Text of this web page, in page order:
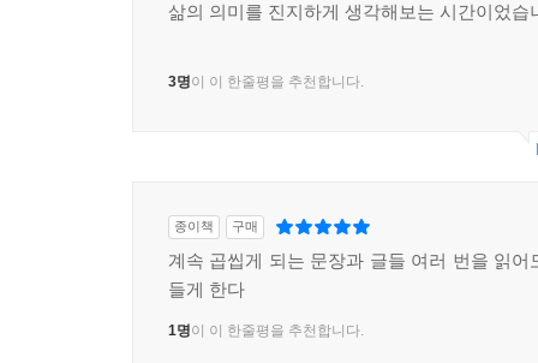
삶의 의미를 진지하게 생각해보는 시간이었습
3명이 이 한줄평을 추천합니다.
종이책 구매
계속 곱씹게 되는 문장과 글들 여러 번을 읽어
들게 한다
1명이 이 한줄평을 추천합니다.